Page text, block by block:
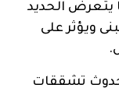
يتعرض الحديد
ويؤثر على
حدوث تشققات